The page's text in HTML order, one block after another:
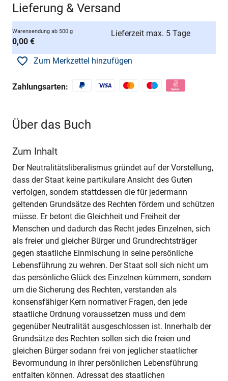
Lieferung & Versand
Warensendung ab 500 g
0,00 €
Lieferzeit max. 5 Tage
Zum Merkzettel hinzufügen
Zahlungsarten:
Über das Buch
Zum Inhalt
Der Neutralitätsliberalismus gründet auf der Vorstellung,
dass der Staat keine partikulare Ansicht des Guten
verfolgen, sondern stattdessen die für jedermann
geltenden Grundsätze des Rechten fördern und schützen
müsse. Er betont die Gleichheit und Freiheit der
Menschen und dadurch das Recht jedes Einzelnen, sich
als freier und gleicher Bürger und Grundrechtsträger
gegen staatliche Einmischung in seine persönliche
Lebensführung zu wehren. Der Staat soll sich nicht um
das persönliche Glück des Einzelnen kümmern, sondern
um die Sicherung des Rechten, verstanden als
konsensfähiger Kern normativer Fragen, den jede
staatliche Ordnung voraussetzen muss und dem
gegenüber Neutralität ausgeschlossen ist. Innerhalb der
Grundsätze des Rechten sollen sich die freien und
gleichen Bürger sodann frei von jeglicher staatlicher
Bevormundung in ihrer persönlichen Lebensführung
entfalten können. Adressat des staatlichen